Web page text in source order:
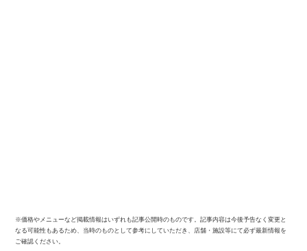
※価格やメニューなど掲載情報はいずれも記事公開時のものです。記事内容は今後予告なく変更と
なる可能性もあるため、当時のものとして参考にしていただき、店舗・施設等にて必ず最新情報を
ご確認ください。